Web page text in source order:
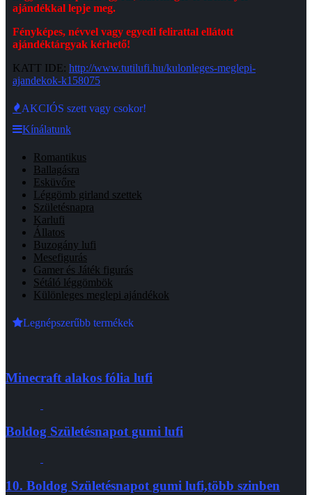
ajándékkal lepje meg.
Fényképes, névvel vagy egyedi felirattal ellátott
ajándéktárgyak kérhető!
KATT IDE: http://www.tutilufi.hu/kulonleges-meglepi-
ajandekok-k158075
AKCIÓS szett vagy csokor!
Kínálatunk
Romantikus
Ballagásra
Esküvőre
Léggömb girland szettek
Születésnapra
Karlufi
Állatos
Buzogány lufi
Mesefigurás
Gamer és Játék figurás
Sétáló léggömbök
Különleges meglepi ajándékok
Legnépszerűbb termékek
Minecraft alakos fólia lufi
Boldog Születésnapot gumi lufi
10. Boldog Születésnapot gumi lufi,több szinben